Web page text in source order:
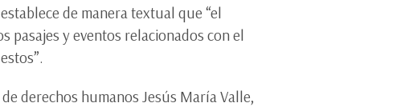
de manera textual que “el
pasajes y eventos relacionados con el
derechos humanos Jesús María Valle,